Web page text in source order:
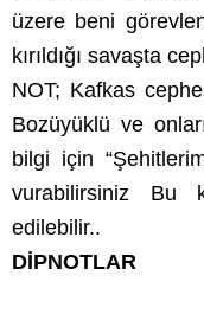
üzere beni
kırıldığı savaşta
NOT; Kafkas
Bozüyüklü ve
bilgi için
vurabilirsiniz Bu
edilebilir..
DİPNOTLAR